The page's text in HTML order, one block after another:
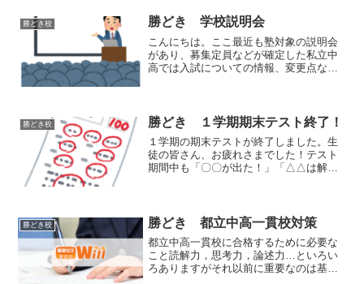
ます。細かく分析して３学...
勝どき校 勝どき 学校説明会
こんにちは。ここ最近も塾対象の説明会
があり、募集定員などが確定した私立中
高では入試についての情報、変更点など
います。私も実際に学校ま...
勝どき校 勝どき １学期期末テスト終了！
１学期の期末テストが終了しました。生
徒の皆さん、お疲れさまでした！テスト
期間中も「〇〇が出た！」「△△は解け
に共有した目標得点を達...
勝どき校 勝どき 都立中高一貫校対策
都立中高一貫校に合格するために必要な
こと読解力，思考力，論述力…といろい
ろありますがそれ以前に重要なのは基礎